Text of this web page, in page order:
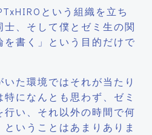
という組織を立ち
士、そして僕とゼミ生の関
書く」という目的だけで
た環境ではそれが当たり
になんとも思わず、ゼミ
い、それ以外の時間で何
いうことはあまりありま